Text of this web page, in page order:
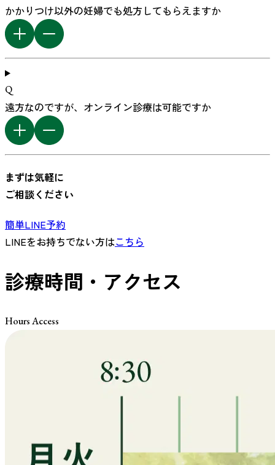
かかりつけ以外の妊婦でも処方してもらえますか
Q
遠方なのですが、オンライン診療は可能ですか
まずは気軽に
ご相談ください
簡単LINE予約
LINEをお持ちでない方はこちら
診療時間・アクセス
Hours Access